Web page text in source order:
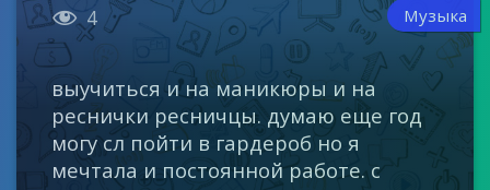
 4 Музыка
выучиться и на маникюры и на
реснички ресничцы. думаю еще год
могу сл пойти в гардероб но я
мечтала и постоянной работе. с